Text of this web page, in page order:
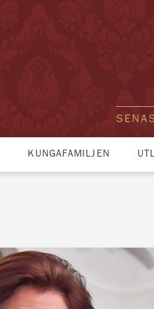
KUNGAFAMILJEN